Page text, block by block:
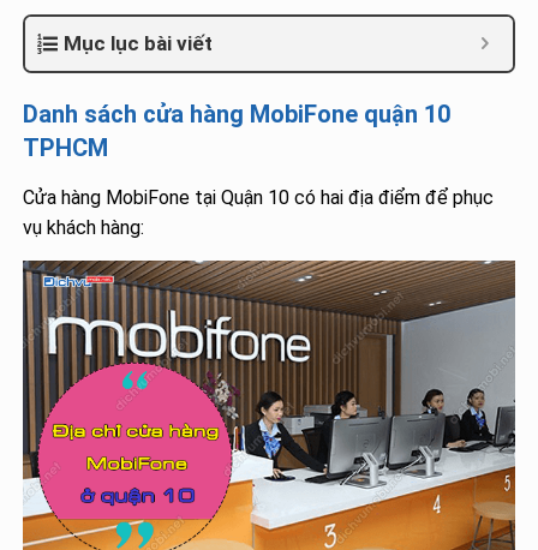
Mục lục bài viết
Danh sách cửa hàng MobiFone quận 10
TPHCM
Cửa hàng MobiFone tại Quận 10 có hai địa điểm để phục
vụ khách hàng: